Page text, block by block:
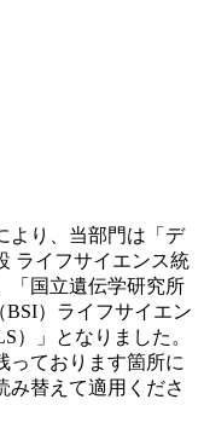
より、当部門は「デ
ライフサイエンス統
「国立遺伝学研究所
BSI）ライフサイエン
）」となりました。
っております箇所に
み替えて適用くださ